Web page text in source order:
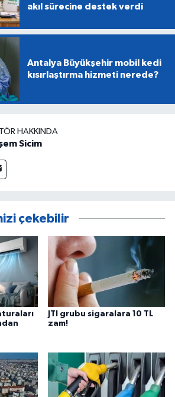
akıl sürecine destek verdi
Antalya Büyükşehir mobil kedi
kısırlaştırma hizmeti nerede?
HAKKINDA
Sicim
çekebilir
JTI grubu sigaralara 10 TL
zam!